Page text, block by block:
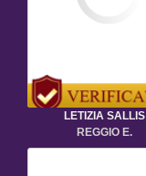
LETIZIA SALLIS
REGGIO E.